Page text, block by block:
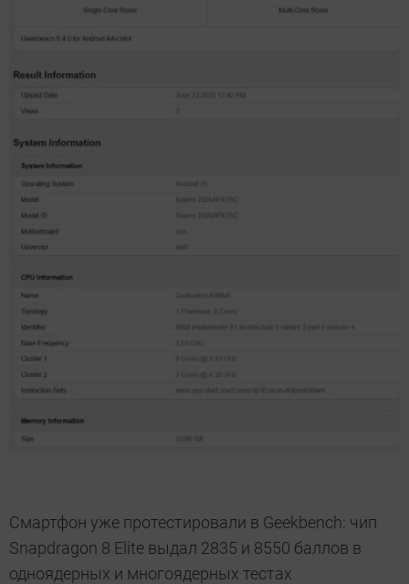
Смартфон уже протестировали в Geekbench: чип
Snapdragon 8 Elite выдал 2835 и 8550 баллов в
одноядерных и многоядерных тестах